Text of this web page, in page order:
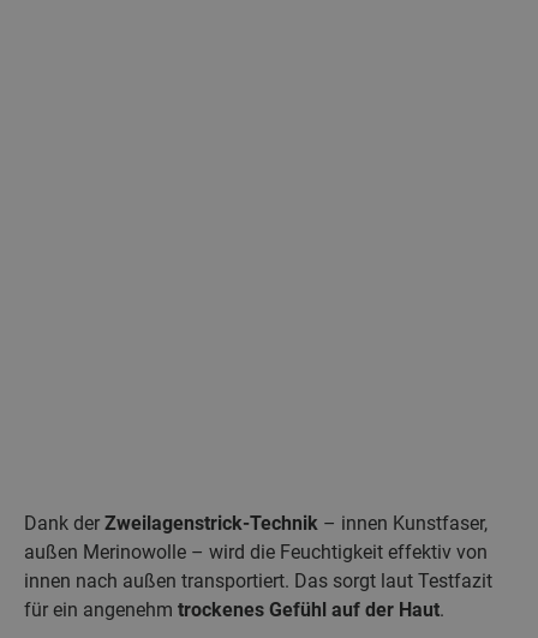
Dank der Zweilagenstrick-Technik – innen Kunstfaser,
außen Merinowolle – wird die Feuchtigkeit effektiv von
innen nach außen transportiert. Das sorgt laut Testfazit
für ein angenehm trockenes Gefühl auf der Haut.